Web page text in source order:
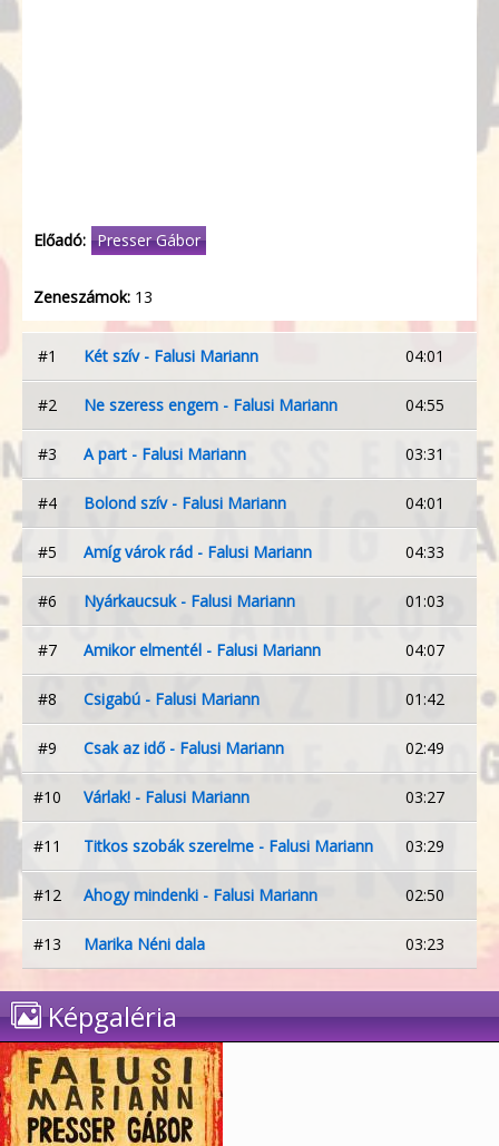
Előadó: Presser Gábor
Zeneszámok: 13
#1 Két szív - Falusi Mariann 04:01
#2 Ne szeress engem - Falusi Mariann 04:55
#3 A part - Falusi Mariann 03:31
#4 Bolond szív - Falusi Mariann 04:01
#5 Amíg várok rád - Falusi Mariann 04:33
#6 Nyárkaucsuk - Falusi Mariann 01:03
#7 Amikor elmentél - Falusi Mariann 04:07
#8 Csigabú - Falusi Mariann 01:42
#9 Csak az idő - Falusi Mariann 02:49
#10 Várlak! - Falusi Mariann 03:27
#11 Titkos szobák szerelme - Falusi Mariann 03:29
#12 Ahogy mindenki - Falusi Mariann 02:50
#13 Marika Néni dala 03:23
Képgaléria